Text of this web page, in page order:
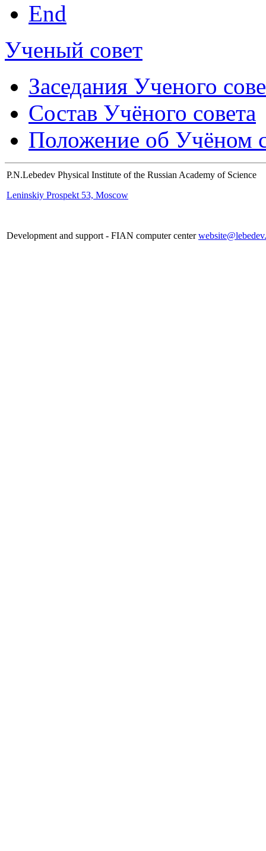
End
Ученый совет
Заседания Ученого
Состав Учёного совета
Положение об Учёном
P.N.Lebedev Physical Institute of the Russian Academy of Science
Leninskiy Prospekt 53, Moscow
Development and support - FIAN computer center